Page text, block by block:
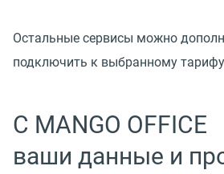
Остальные сервисы можно
подключить к выбранному
С MANGO OFFICE
ваши данные и